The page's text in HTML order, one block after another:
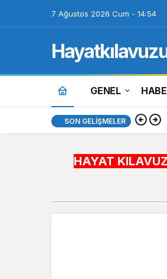
7 Ağustos 2026 Cum - 14:54
GENEL
SON GELIŞMELER
HAYAT